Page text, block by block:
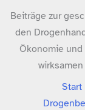
Beiträge zur
den
Ökonomie
Start